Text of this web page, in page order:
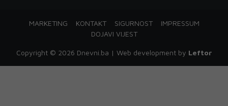
MARKETING KONTAKT SIGURNOST
IMPRESSUM
DOJAVI VIJEST
Copyright © 2026 Dnevni.ba | Web development by Leftor